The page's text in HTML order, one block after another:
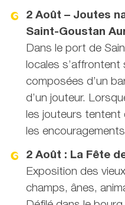
2 Août – Joutes
Saint-Goustan
Dans le port de
locales s’affrontent
composées d’un
d’un jouteur.
les jouteurs tentent
les
2 Août : La Fête
Exposition des
champs, ânes,